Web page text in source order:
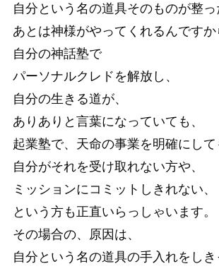
自分という名の道具そのものが整っ
あとは神様がやってくれるんですか
自分の神話塾で
パーソナルクレドを解放し、
自分の生きる道が、
ありありと言葉になっていても、
起業塾で、天命の事業を明確にして
自分がそれを受け取れない方や、
ミッションにコミットしきれない、
という方も正直いらっしゃいます。
その場合の、原因は、
自分という名の道具の手入れをし